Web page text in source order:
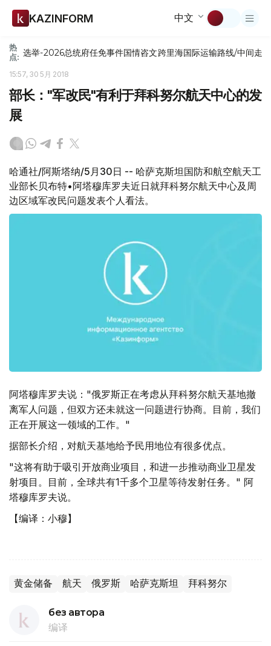
KAZINFORM 中文
热
点: 选举-2026总统府任免事件国情咨文跨里海国际运输路线/中间走廊
15:57, 30 5月 2018
部长："军改民"有利于拜科努尔航天中心的发
展
哈通社/阿斯塔纳/5月30日 -- 哈萨克斯坦国防和航空航天工
业部长贝布特•阿塔穆库罗夫近日就拜科努尔航天中心及周
边区域军改民问题发表个人看法。
阿塔穆库罗夫说："俄罗斯正在考虑从拜科努尔航天基地撤
离军人问题，但双方还未就这一问题进行协商。目前，我们
正在开展这一领域的工作。"
据部长介绍，对航天基地给予民用地位有很多优点。
"这将有助于吸引开放商业项目，和进一步推动商业卫星发
射项目。目前，全球共有1千多个卫星等待发射任务。" 阿
塔穆库罗夫说。
【编译：小穆】
黄金储备 航天 俄罗斯 哈萨克斯坦 拜科努尔
без автора
编译